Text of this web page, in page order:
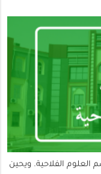
الفلاحية. ويحين